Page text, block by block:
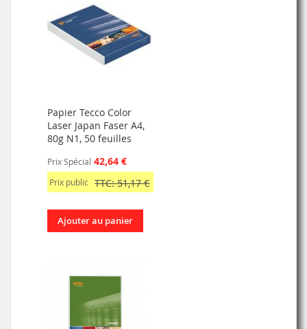
Papier Tecco Color
Laser Japan Faser A4,
80g N1, 50 feuilles
Prix Spécial 42,64 €
Prix public TTC: 51,17 €
Ajouter au panier